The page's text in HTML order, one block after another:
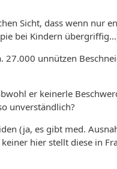
Sicht, dass wenn nur
bei Kindern
27.000 unnützen
er keinerle
unverständlich?
(ja, es gibt med.
hier stellt diese in